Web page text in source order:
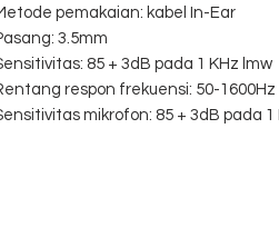
pemakaian: kabel In-Ear
3.5mm
85 + 3dB pada 1 KHz lmw
respon frekuensi: 50-1600Hz
mikrofon: 85 + 3dB pada 1